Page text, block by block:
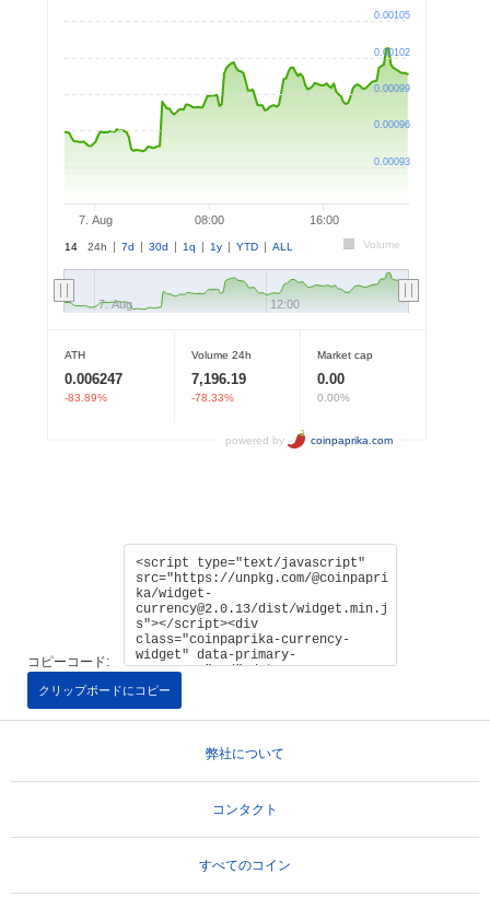
コピーコード:
クリップボードにコピー
弊社について
コンタクト
すべてのコイン